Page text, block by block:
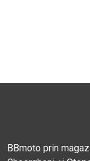
BBmoto prin